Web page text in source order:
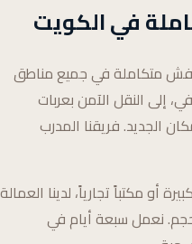
في الكويت
متكاملة في جميع مناطق
إلى النقل الآمن بعربات
الجديد. فريقنا المدرب
أو مكتباً تجارياً، لدينا العمالة
نعمل سبعة أيام في